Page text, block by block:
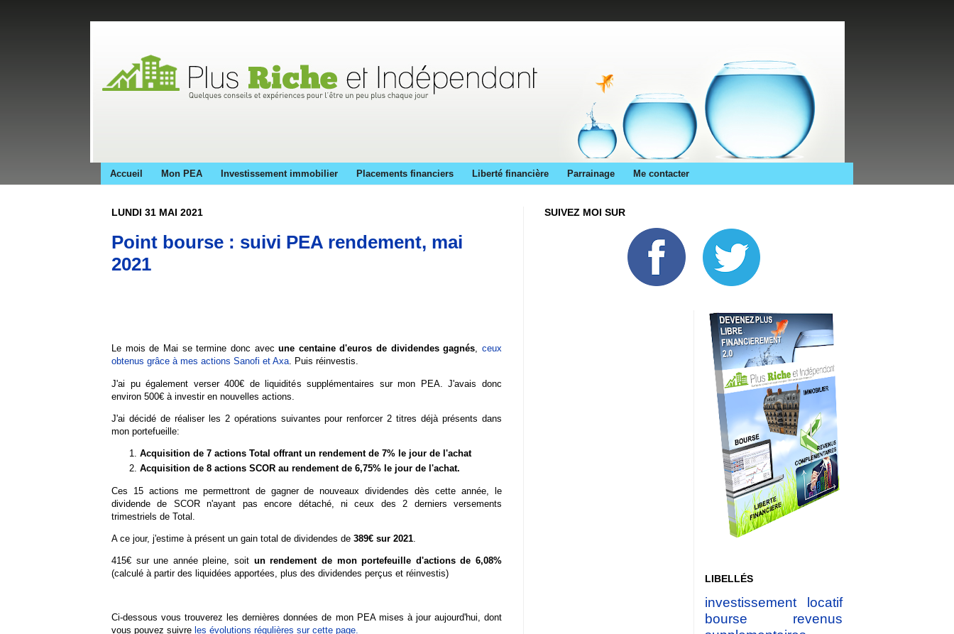
Accueil Mon PEA Investissement immobilier Placements financiers Liberté financière Parrainage Me contacter
LUNDI 31 MAI 2021
Point bourse : suivi PEA rendement, mai
2021
Le mois de Mai se termine donc avecune centaine d'euros de dividendes gagnés,ceux
obtenus grâce à mes actions Sanofi et Axa. Puis réinvestis.
J'ai pu également verser 400€ de liquidités supplémentaires sur mon PEA. J'avais donc
environ 500€ à investir en nouvelles actions.
J'ai décidé de réaliser les 2 opérations suivantes pour renforcer 2 titres déjà présents dans
mon portefueille:
Acquisition de 7 actions Total offrant un rendement de 7% le jour de l'achat
Acquisition de 8 actions SCOR au rendement de 6,75% le jour de l'achat.
Ces 15 actions me permettront de gagner de nouveaux dividendes dès cette année, le
dividende de SCOR n'ayant pas encore détaché, ni ceux des 2 derniers versements
trimestriels de Total.
A ce jour, j'estime à présent un gain total de dividendes de 389€ sur 2021
415€ sur une année pleine, soit un rendement de mon portefeuille d'actions de 6,08%
(calculé à partir des liquidées apportées, plus des dividendes perçus et réinvestis)
Ci-dessous vous trouverez les dernières données de mon PEA mises à jour aujourd'hui, dont
vous pouvez suivre les évolutions régulières sur cette page.
SUIVEZ MOI SUR
LIBELLÉS
investissement locatif
bourse
revenus